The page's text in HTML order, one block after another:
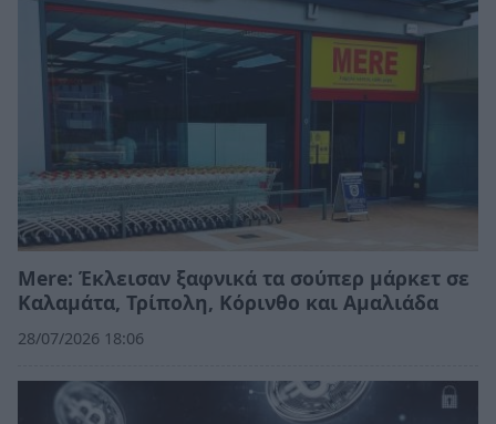
Mere: Έκλεισαν ξαφνικά τα σούπερ μάρκετ σε
Καλαμάτα, Τρίπολη, Κόρινθο και Αμαλιάδα
28/07/2026 18:06